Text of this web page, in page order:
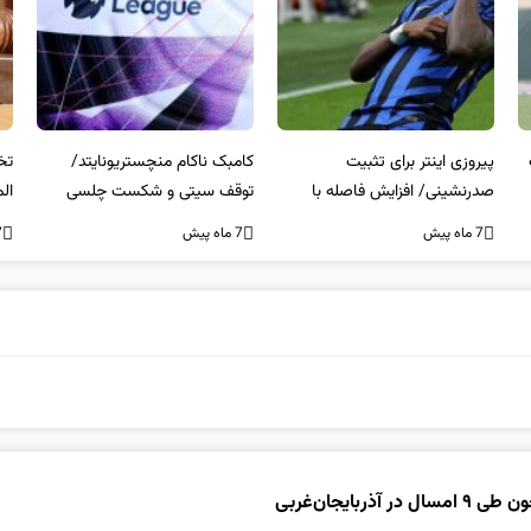
کامبک ناکام منچستریونایتد/
توقف سیتی و شکست چلسی
7 ماه پیش
تخلفات مالی در هیئت رشته‌ای
المپیکی در مازندران
7 ماه پیش 7